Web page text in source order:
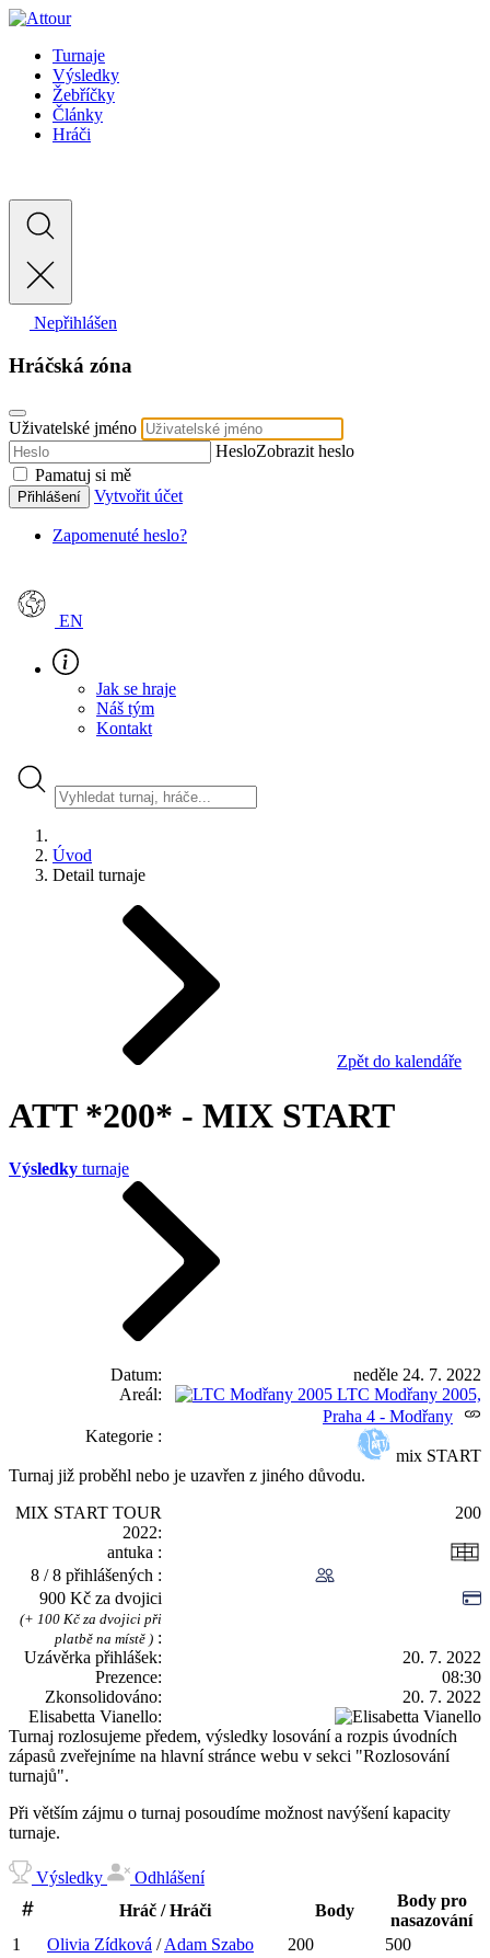
Turnaje
Výsledky
Žebříčky
Články
Hráči
Nepřihlášen
Hráčská zóna
Uživatelské jméno
HesloZobrazit heslo
Pamatuj si mě
Přihlášení Vytvořit účet
Zapomenuté heslo?
EN
Jak se hraje
Náš tým
Kontakt
Úvod
Detail turnaje
Zpět do kalendáře
ATT *200* - MIX START
Výsledky turnaje
Datum
neděle 24. 7. 2022
Areál
LTC Modřany 2005,
Praha 4 - Modřany
Kategorie
mix START
Turnaj již proběhl nebo je uzavřen z jiného důvodu.
MIX START TOUR
2022
200
antuka
8 / 8 přihlášených
900 Kč za dvojici
(+ 100 Kč za dvojici při
platbě na místě )
Uzávěrka přihlášek
20. 7. 2022
Prezence
08:30
Zkonsolidováno
20. 7. 2022
Elisabetta Vianello
Turnaj rozlosujeme předem, výsledky losování a rozpis úvodních
zápasů zveřejníme na hlavní stránce webu v sekci "Rozlosování
turnajů".
Při větším zájmu o turnaj posoudíme možnost navýšení kapacity
turnaje.
Výsledky
Odhlášení
Hráč / Hráči
Body
Body pro
nasazování
1
Olivia Zídková /Adam Szabo 200
500